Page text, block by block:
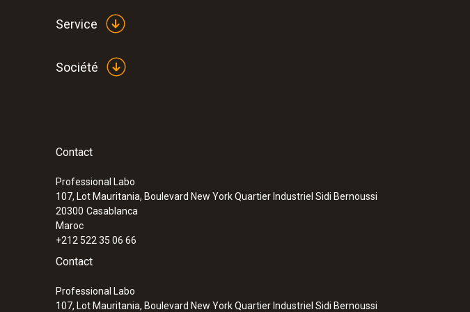
:0555 6601
Service
Société
Contact
Professional Labo
107, Lot Mauritania, Boulevard New York Quartier Industriel Sidi Bernoussi
20300 Casablanca
Maroc
+212 522 35 06 66
Contact
Professional Labo
107, Lot Mauritania, Boulevard New York Quartier Industriel Sidi Bernoussi